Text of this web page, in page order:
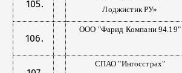
Лоджистик РУ»
ООО "Фарид Компани 94.19"
СПАО "Ингосстрах"